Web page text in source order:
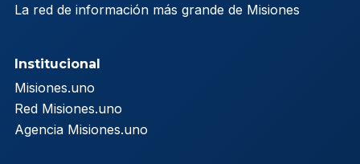
La red de información más grande de Misiones
Institucional
Misiones.uno
Red Misiones.uno
Agencia Misiones.uno